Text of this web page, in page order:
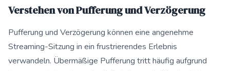
Verstehen von Pufferung und Verzögerung
Pufferung und Verzögerung können eine angenehme
Streaming-Sitzung in ein frustrierendes Erlebnis
verwandeln. Übermäßige Pufferung tritt häufig aufgrund